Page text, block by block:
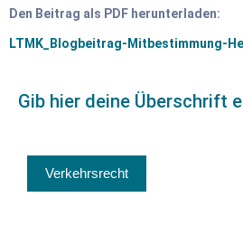
Den Beitrag als PDF herunterladen:
LTMK_Blogbeitrag-Mitbestimmung-
Gib hier deine Überschrift
Verkehrsrecht